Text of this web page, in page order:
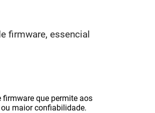
firmware, essencial
que permite aos
maior confiabilidade.